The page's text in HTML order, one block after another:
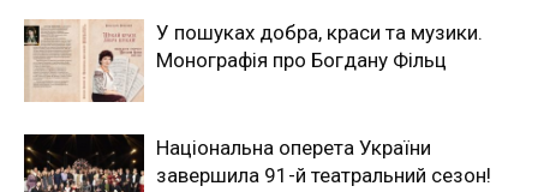
У пошуках добра, краси та музики.
Монографія про Богдану Фільц
Національна оперета України
завершила 91-й театральний сезон!